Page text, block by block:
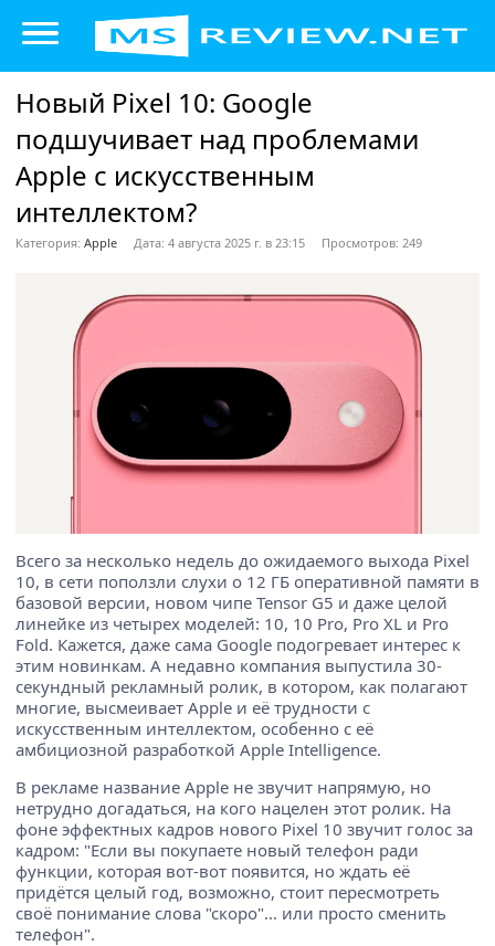
Новый Pixel 10: Google
подшучивает над проблемами
Apple с искусственным
интеллектом?
Категория: Apple Дата: 4 августа 2025 г. в 23:15 Просмотров: 249
Всего за несколько недель до ожидаемого выхода Pixel
10, в сети поползли слухи о 12 ГБ оперативной памяти в
базовой версии, новом чипе Tensor G5 и даже целой
линейке из четырех моделей: 10, 10 Pro, Pro XL и Pro
Fold. Кажется, даже сама Google подогревает интерес к
этим новинкам. А недавно компания выпустила 30-
секундный рекламный ролик, в котором, как полагают
многие, высмеивает Apple и её трудности с
искусственным интеллектом, особенно с её
амбициозной разработкой Apple Intelligence.
В рекламе название Apple не звучит напрямую, но
нетрудно догадаться, на кого нацелен этот ролик. На
фоне эффектных кадров нового Pixel 10 звучит голос за
кадром: "Если вы покупаете новый телефон ради
функции, которая вот-вот появится, но ждать её
придётся целый год, возможно, стоит пересмотреть
своё понимание слова "скоро"... или просто сменить
телефон".